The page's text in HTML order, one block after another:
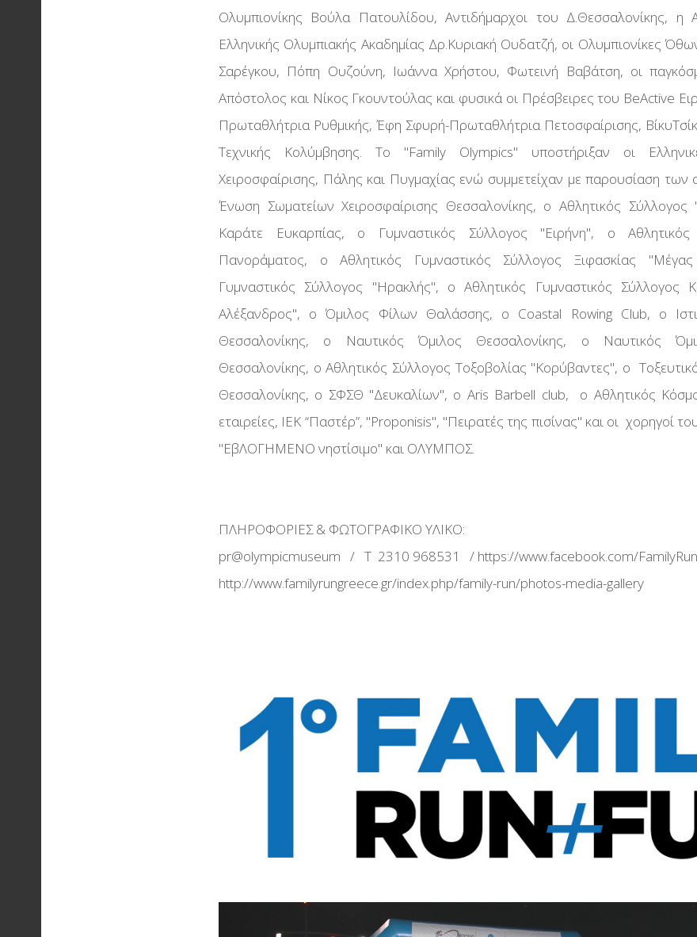
Ολυμπιονίκης Βούλα Πατουλίδου, Αντιδήμαρχοι του Δ.Θεσσαλονίκης, η
Ελληνικής Ολυμπιακής Ακαδημίας Δρ.Κυριακή Ουδατζή, οι Ολυμπιονίκες
Σαρέγκου, Πόπη Ουζούνη, Ιωάννα Χρήστου, Φωτεινή Βαβάτση, οι
Απόστολος και Νίκος Γκουντούλας και φυσικά οι Πρέσβειρες του BeActive
Πρωταθλήτρια Ρυθμικής, Έφη Σφυρή-Πρωταθλήτρια Πετοσφαίρισης,
Τεχνικής Κολύμβησης. Το ''Family Olympics'' υποστήριξαν οι
Χειροσφαίρισης, Πάλης και Πυγμαχίας ενώ συμμετείχαν με παρουσίαση
Ένωση Σωματείων Χειροσφαίρισης Θεσσαλονίκης, ο Αθλητικός Σύλλογος
Καράτε Ευκαρπίας, ο Γυμναστικός Σύλλογος ''Ειρήνη'', ο
Πανοράματος, ο Αθλητικός Γυμναστικός Σύλλογος Ξιφασκίας
Γυμναστικός Σύλλογος ''Ηρακλής'', ο Αθλητικός Γυμναστικός Σύλλογος
Αλέξανδρος'', ο Όμιλος Φίλων Θαλάσσης, ο Coastal Rowing Club, ο
Θεσσαλονίκης, ο Ναυτικός Όμιλος Θεσσαλονίκης, ο Ναυτικός
Θεσσαλονίκης, ο Αθλητικός Σύλλογος Τοξοβολίας ''Κορύβαντες'', ο
Θεσσαλονίκης, ο ΣΦΣΘ ''Δευκαλίων'', ο Aris Barbell club, ο Αθλητικός
εταιρείες, ΙΕΚ “Παστέρ”, ''Proponisis'', ''Πειρατές της πισίνας'' και οι χορηγοί
''ΕβΛΟΓΗΜΕΝΟ νηστίσιμο'' και ΟΛΥΜΠΟΣ.
ΠΛΗΡΟΦΟΡΙΕΣ & ΦΩΤΟΓΡΑΦΙΚΟ ΥΛΙΚΟ:
pr@olympicmuseum / T 2310 968531 / https://www.facebook.com/
http://www.familyrungreece.gr/index.php/family-run/photos-media-gallery